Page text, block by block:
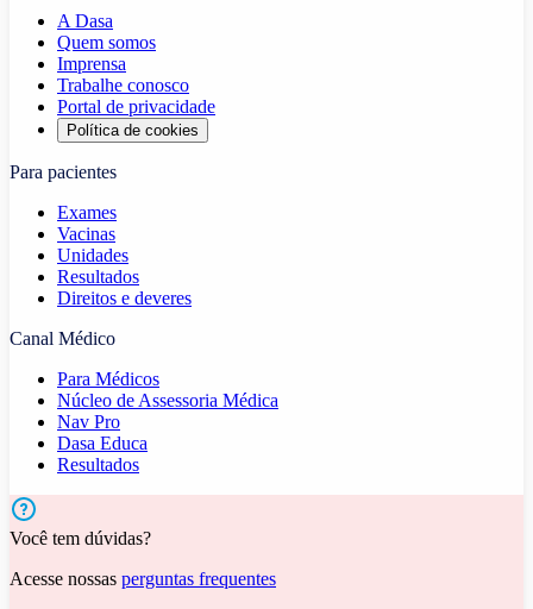
A Dasa
Quem somos
Imprensa
Trabalhe conosco
Portal de privacidade
Política de cookies
Para pacientes
Exames
Vacinas
Unidades
Resultados
Direitos e deveres
Canal Médico
Para Médicos
Núcleo de Assessoria Médica
Nav Pro
Dasa Educa
Resultados
Você tem dúvidas?
Acesse nossas perguntas frequentes